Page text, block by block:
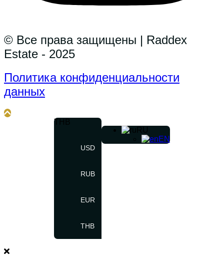
© Все права защищены | Raddex
Estate - 2025
Политика конфиденциальности
данных
THB
USD
RUB
EUR
THB
EN